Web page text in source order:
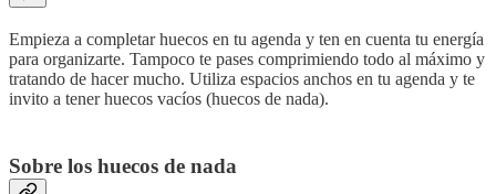
Empieza a completar huecos en tu agenda y ten en cuenta tu energía
para organizarte. Tampoco te pases comprimiendo todo al máximo y
tratando de hacer mucho. Utiliza espacios anchos en tu agenda y te
invito a tener huecos vacíos (huecos de nada).
Sobre los huecos de nada